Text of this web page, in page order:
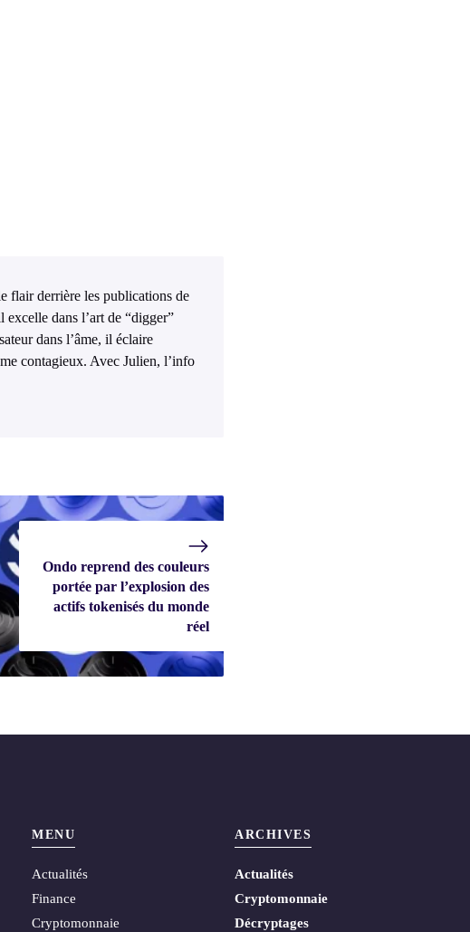
flair derrière les publications de
dans l’art de “digger”
dans l’âme, il éclaire
contagieux. Avec Julien, l’info
Ondo reprend des couleurs
portée par l’explosion des
actifs tokenisés du monde
réel
MENU
Actualités
Finance
Cryptomonnaie
ARCHIVES
Actualités
Cryptomonnaie
Décryptages